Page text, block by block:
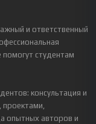
и ответственный
помогут студентам
консультация и
опытных авторов и